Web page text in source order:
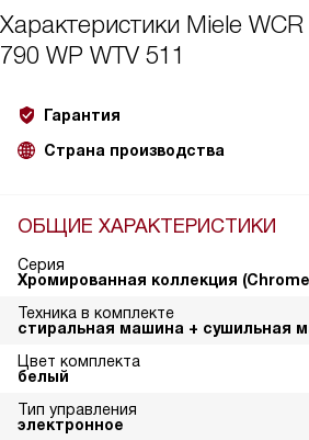
Характеристики Miele
790 WP WTV 511
Гарантия
Страна производства
ОБЩИЕ ХАРАКТЕРИСТИКИ
Серия
Хромированная коллекция
Техника в комплекте
стиральная машина + сушильная
Цвет комплекта
белый
Тип управления
электронное